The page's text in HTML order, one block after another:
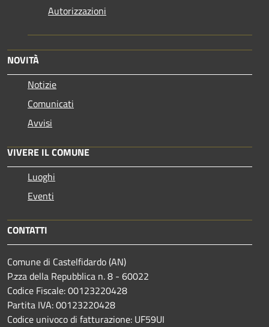
Autorizzazioni
NOVITÀ
Notizie
Comunicati
Avvisi
VIVERE IL COMUNE
Luoghi
Eventi
CONTATTI
Comune di Castelfidardo (AN)
P.zza della Repubblica n. 8 - 60022
Codice Fiscale: 00123220428
Partita IVA: 00123220428
Codice univoco di fatturazione: UF59UI